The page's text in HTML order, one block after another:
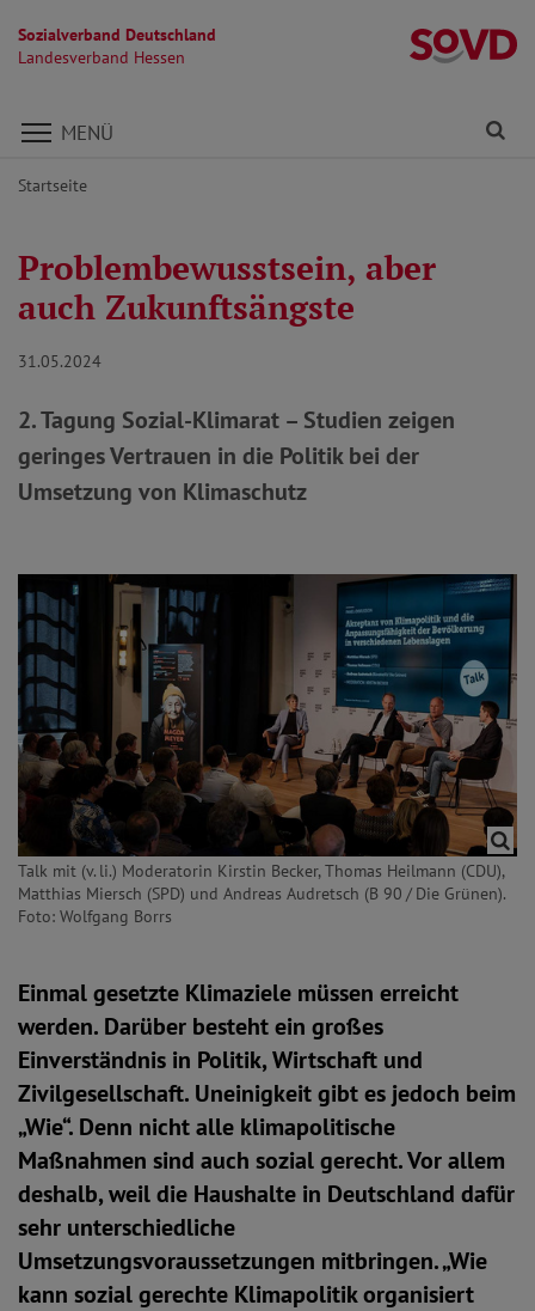
Sozialverband Deutschland
Landesverband Hessen
Direkt zu den Inhalten springen
MENÜ
Startseite
Problembewusstsein, aber
auch Zukunftsängste
31.05.2024
2. Tagung Sozial-Klimarat – Studien zeigen
geringes Vertrauen in die Politik bei der
Umsetzung von Klimaschutz
Talk mit (v. li.) Moderatorin Kirstin Becker, Thomas Heilmann (CDU),
Matthias Miersch (SPD) und Andreas Audretsch (B 90 / Die Grünen).
Foto: Wolfgang Borrs
Einmal gesetzte Klimaziele müssen erreicht
werden. Darüber besteht ein großes
Einverständnis in Politik, Wirtschaft und
Zivilgesellschaft. Uneinigkeit gibt es jedoch beim
„Wie“. Denn nicht alle klimapolitische
Maßnahmen sind auch sozial gerecht. Vor allem
deshalb, weil die Haushalte in Deutschland dafür
sehr unterschiedliche
Umsetzungsvoraussetzungen mitbringen. „Wie
kann sozial gerechte Klimapolitik organisiert